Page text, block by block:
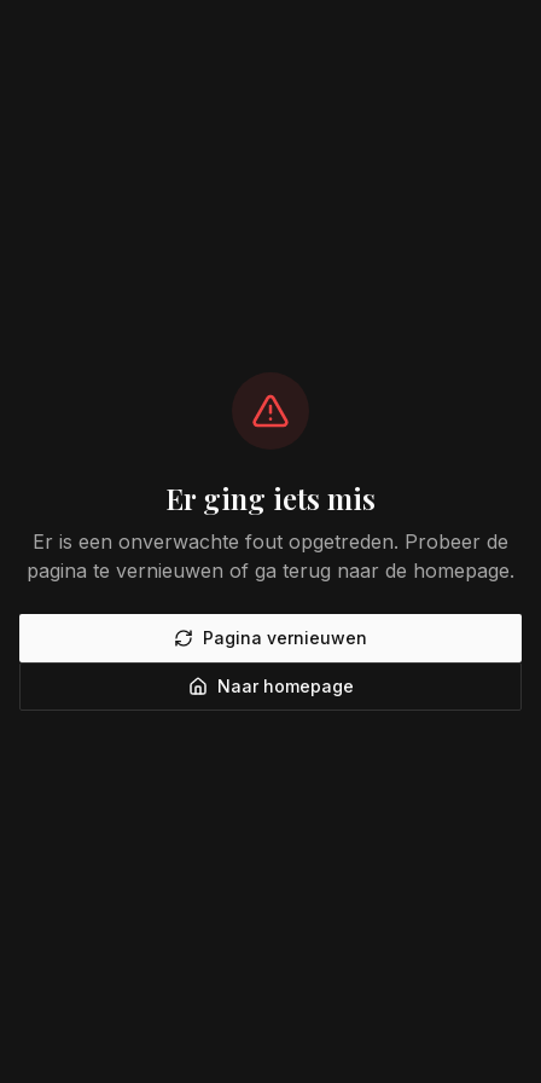
Er ging iets mis
Er is een onverwachte fout opgetreden. Probeer de
pagina te vernieuwen of ga terug naar de homepage.
Pagina vernieuwen
Naar homepage